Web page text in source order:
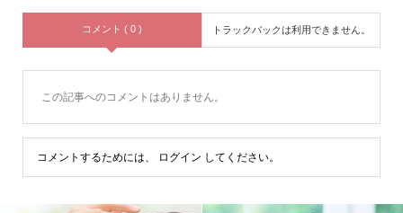
コメント ( 0 ) トラックバックは利用できません。
この記事へのコメントはありません。
コメントするためには、 ログイン してください。